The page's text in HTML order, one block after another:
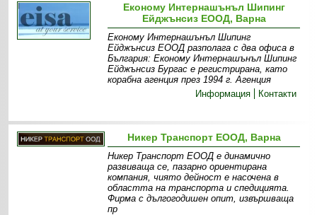
Економу Интернашънъл Шипинг
Ейджънсиз ЕООД, Варна
Економу Интернашънъл Шипинг
Ейджънсиз ЕООД разполага с два офиса в
България: Економу Интернашънъл Шипинг
Ейджънсиз Бургас е регистрирана, като
корабна агенция през 1994 г. Агенция
Информация
Контакти
Никер Транспорт ЕООД, Варна
Никер Транспорт ЕООД е динамично
развиваща се, пазарно ориентирана
компания, чиято дейност е насочена в
областта на транспорта и спедицията.
Фирма с дългогодишен опит, извършваща
пр